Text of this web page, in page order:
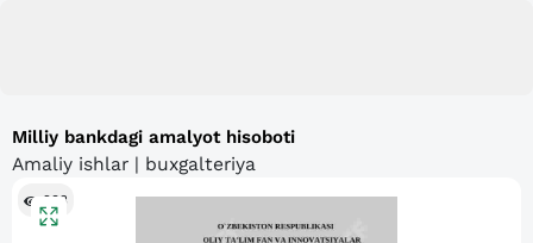
Milliy bankdagi amalyot hisoboti
Amaliy ishlar | buxgalteriya
293